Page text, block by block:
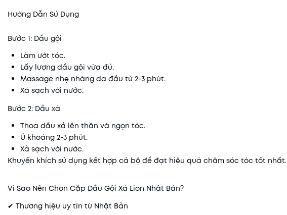
Hướng Dẫn Sử Dụng
Bước 1: Dầu gội
Làm ướt tóc.
Lấy lượng dầu gội vừa đủ.
Massage nhẹ nhàng da đầu từ 2-3 phút.
Xả sạch với nước.
Bước 2: Dầu xả
Thoa dầu xả lên thân và ngọn tóc.
Ủ khoảng 2-3 phút.
Xả sạch với nước.
Khuyến khích sử dụng kết hợp cả bộ để đạt hiệu quả chăm sóc tóc tốt nhất.
Vì Sao Nên Chọn Cặp Dầu Gội Xả Lion Nhật Bản?
✔ Thương hiệu uy tín từ Nhật Bản